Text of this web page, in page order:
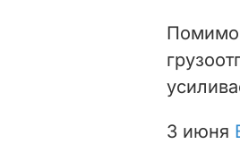
Помимо
3 июня